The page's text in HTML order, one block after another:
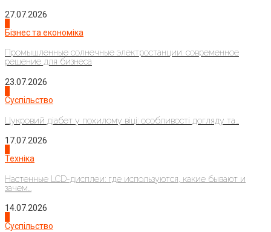
27.07.2026
Бізнес та економіка
Промышленные солнечные электростанции: современное
решение для бизнеса
23.07.2026
Суспільство
Цукровий діабет у похилому віці: особливості догляду та...
17.07.2026
Техніка
Настенные LCD-дисплеи: где используются, какие бывают и
зачем...
14.07.2026
Суспільство